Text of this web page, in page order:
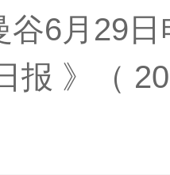
6月29日
》（